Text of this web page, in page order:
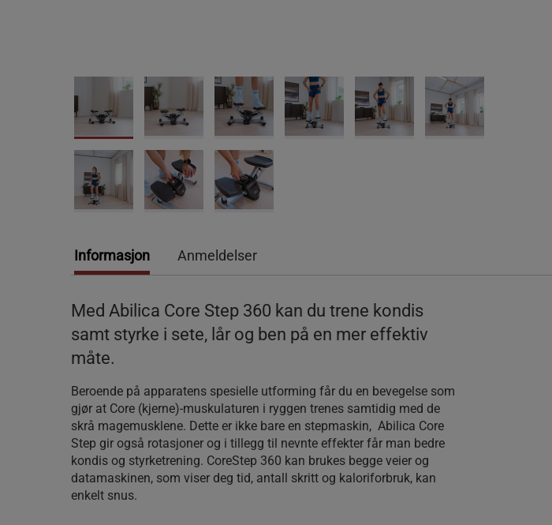
Informasjon Anmeldelser
Med Abilica Core Step 360 kan du trene kondis
samt styrke i sete, lår og ben på en mer effektiv
måte.
Beroende på apparatens spesielle utforming får du en bevegelse som
gjør at Core (kjerne)-muskulaturen i ryggen trenes samtidig med de
skrå magemusklene. Dette er ikke bare en stepmaskin, Abilica Core
Step gir også rotasjoner og i tillegg til nevnte effekter får man bedre
kondis og styrketrening. CoreStep 360 kan brukes begge veier og
datamaskinen, som viser deg tid, antall skritt og kaloriforbruk, kan
enkelt snus.